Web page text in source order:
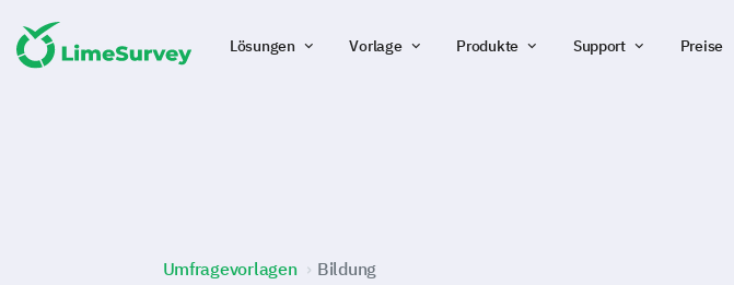
Lösungen Vorlage Produkte Support Preise
Umfragevorlagen Bildung